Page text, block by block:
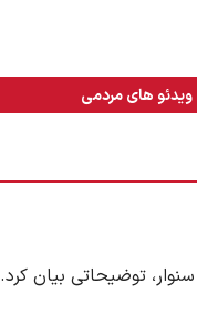
ویدئو های مردمی
توضیحاتی بیان کرد.